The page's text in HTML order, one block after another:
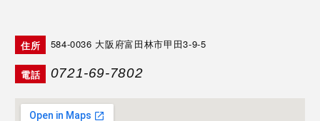
住所 584-0036 大阪府富田林市甲田3-9-5
電話 0721-69-7802